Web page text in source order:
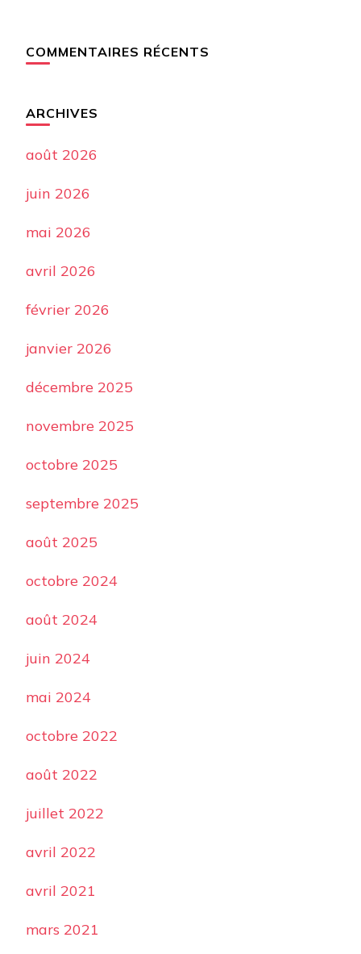
COMMENTAIRES RÉCENTS
ARCHIVES
août 2026
juin 2026
mai 2026
avril 2026
février 2026
janvier 2026
décembre 2025
novembre 2025
octobre 2025
septembre 2025
août 2025
octobre 2024
août 2024
juin 2024
mai 2024
octobre 2022
août 2022
juillet 2022
avril 2022
avril 2021
mars 2021